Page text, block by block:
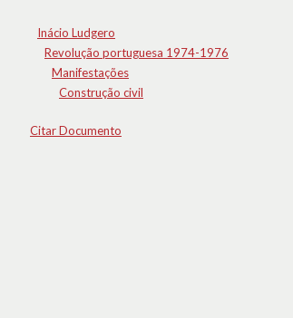
Inácio Ludgero
Revolução portuguesa 1974-1976
Manifestações
Construção civil
Citar Documento